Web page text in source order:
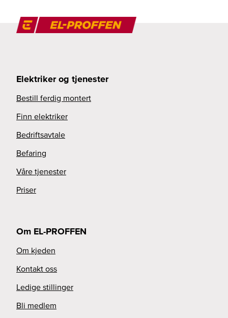
Elektriker og tjenester
Bestill ferdig montert
Finn elektriker
Bedriftsavtale
Befaring
Våre tjenester
Priser
Om EL-PROFFEN
Om kjeden
Kontakt oss
Ledige stillinger
Bli medlem